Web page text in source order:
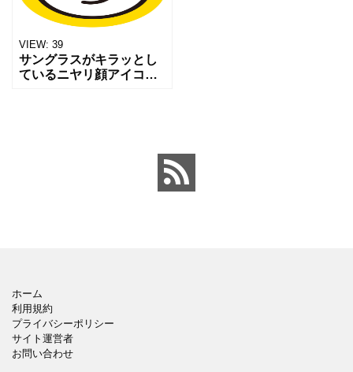
VIEW: 39
サングラスがキラッとし
ているニヤリ顔アイコン
ホーム
利用規約
プライバシーポリシー
サイト運営者
お問い合わせ